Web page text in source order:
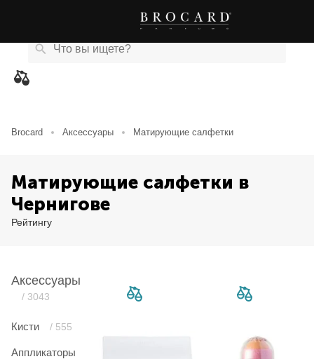
Brocard Аксессуары Матирующие салфетки
Матирующие салфетки в
Чернигове
Рейтингу
Аксессуары
/ 3043
Кисти / 555
Аппликаторы